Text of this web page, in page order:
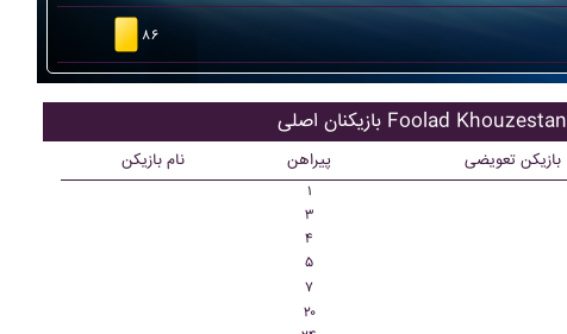
۸۶
بازیکنان اصلی Foolad Khouzestan
نام بازیکن پیراهن بازیکن تعویضی
۱
۳
۴
۵
۷
۲۰